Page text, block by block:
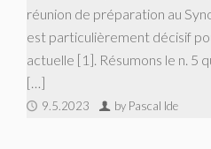
réunion de préparation au
est particulièrement décisif
actuelle [1]. Résumons le n. 5
[…]
9.5.2023 by Pascal Ide